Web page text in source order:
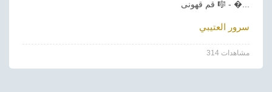
قم قهونى 🎼 - �...
سرور العتيبي
314 مشاهدات